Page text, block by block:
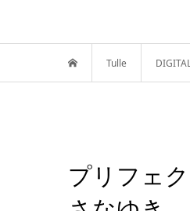
Tulle
プリフェ